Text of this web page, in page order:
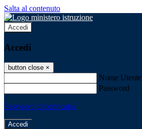
Salta al contenuto
Accedi
Accedi
button close ×
Nome Utente
Password
Password dimenticata?